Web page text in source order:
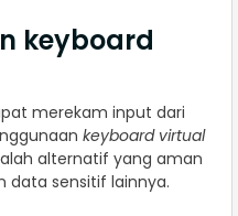
keyboard
merekam input dari
keyboard virtual
alternatif yang aman
data sensitif lainnya.